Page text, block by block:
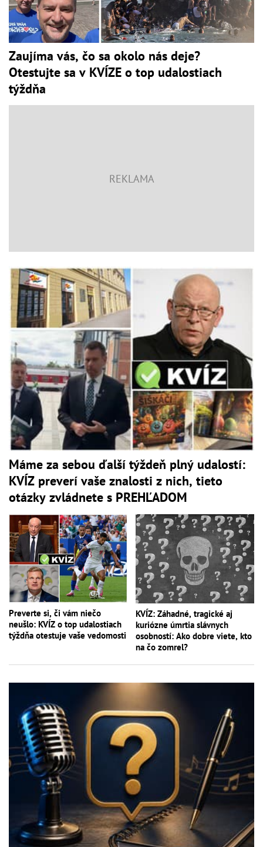
Zaujíma vás, čo sa okolo nás deje?
Otestujte sa v KVÍZE o top udalostiach
týždňa
Máme za sebou ďalší týždeň plný udalostí:
KVÍZ preverí vaše znalosti z nich, tieto
otázky zvládnete s PREHĽADOM
Preverte si, či vám niečo
neušlo: KVÍZ o top udalostiach
týždňa otestuje vaše vedomosti
KVÍZ: Záhadné, tragické aj
kuriózne úmrtia slávnych
osobností: Ako dobre viete, kto
na čo zomrel?